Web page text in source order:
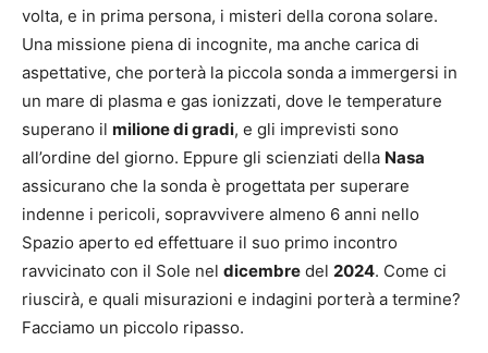
volta, e in prima persona, i misteri della corona solare.
Una missione piena di incognite, ma anche carica di
aspettative, che porterà la piccola sonda a immergersi in
un mare di plasma e gas ionizzati, dove le temperature
superano il milione di gradi, e gli imprevisti sono
all’ordine del giorno. Eppure gli scienziati della Nasa
assicurano che la sonda è progettata per superare
indenne i pericoli, sopravvivere almeno 6 anni nello
Spazio aperto ed effettuare il suo primo incontro
ravvicinato con il Sole nel dicembre del 2024. Come ci
riuscirà, e quali misurazioni e indagini porterà a termine?
Facciamo un piccolo ripasso.